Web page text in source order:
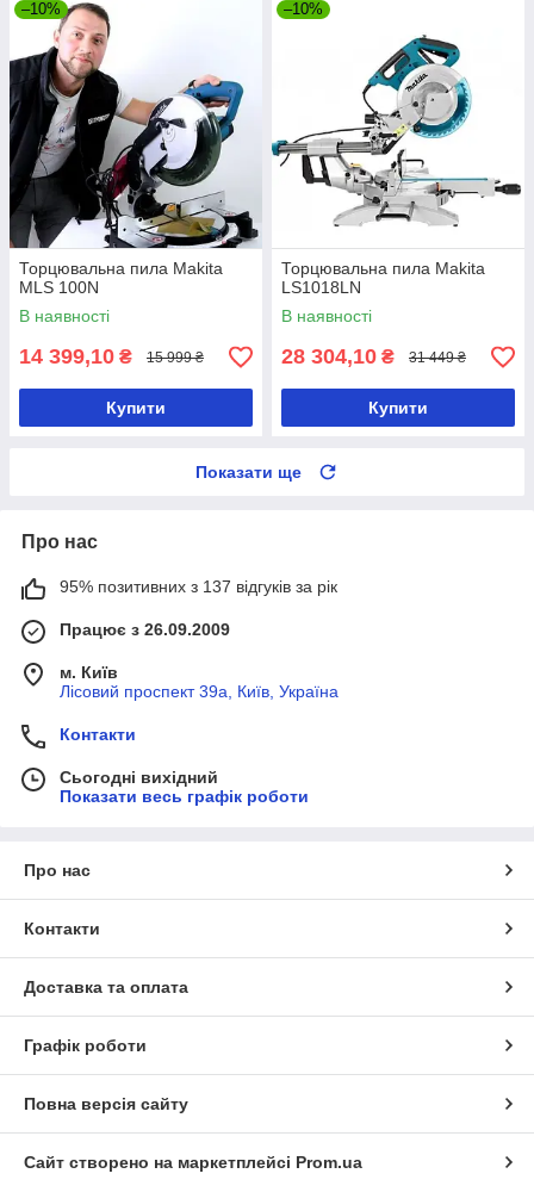
–10%
Торцювальна пила Makita
MLS 100N
В наявності
14 399,10 ₴ 15 999 ₴
Купити
–10%
Торцювальна пила Makita
LS1018LN
В наявності
28 304,10 ₴ 31 449 ₴
Купити
Показати ще
Про нас
95% позитивних з 137 відгуків за рік
Працює з 26.09.2009
м. Київ
Лісовий проспект 39а, Київ, Україна
Контакти
Сьогодні вихідний
Показати весь графік роботи
Про нас
Контакти
Доставка та оплата
Графік роботи
Повна версія сайту
Сайт створено на маркетплейсі Prom.ua